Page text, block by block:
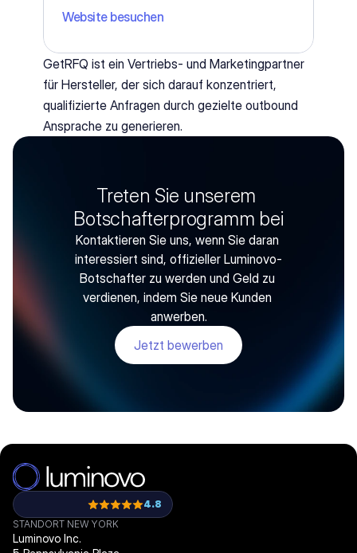
Website besuchen
GetRFQ ist ein Vertriebs- und Marketingpartner
für Hersteller, der sich darauf konzentriert,
qualifizierte Anfragen durch gezielte outbound
Ansprache zu generieren.
Treten Sie unserem
Botschafterprogramm bei
Kontaktieren Sie uns, wenn Sie daran
interessiert sind, offizieller Luminovo-
Botschafter zu werden und Geld zu
verdienen, indem Sie neue Kunden
anwerben.
Jetzt bewerben
4.8
STANDORT NEW YORK
Luminovo Inc.